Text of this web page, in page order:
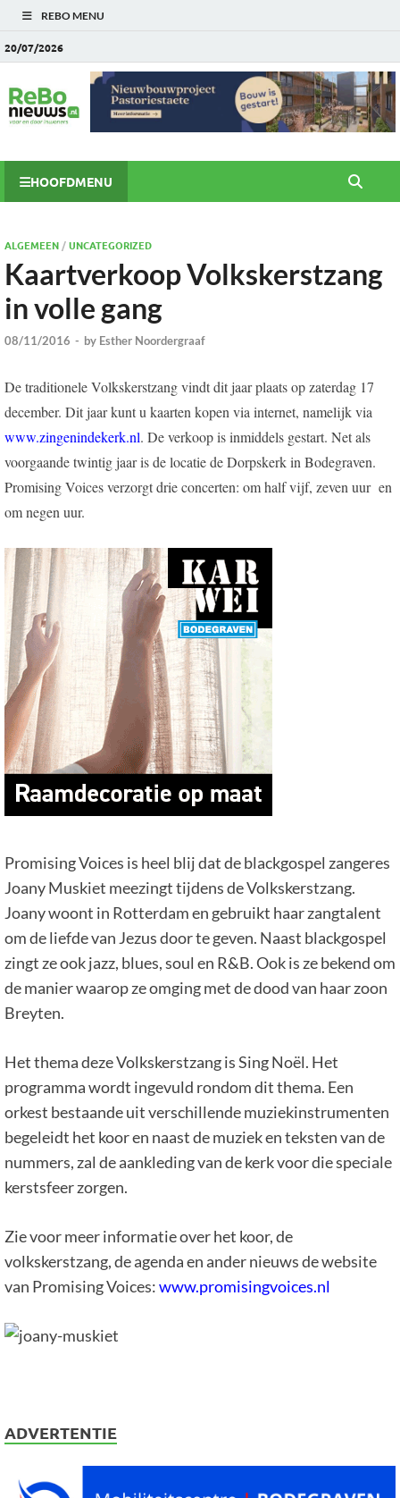
REBO MENU
20/07/2026
HOOFDMENU
ALGEMEEN/UNCATEGORIZED
Kaartverkoop Volkskerstzang
in volle gang
08/11/2016 - by Esther Noordergraaf
De traditionele Volkskerstzang vindt dit jaar plaats op zaterdag 17
december. Dit jaar kunt u kaarten kopen via internet, namelijk via
www.zingenindekerk.nl. De verkoop is inmiddels gestart. Net als
voorgaande twintig jaar is de locatie de Dorpskerk in Bodegraven.
Promising Voices verzorgt drie concerten: om half vijf, zeven uur en
om negen uur.
Promising Voices is heel blij dat de blackgospel zangeres
Joany Muskiet meezingt tijdens de Volkskerstzang.
Joany woont in Rotterdam en gebruikt haar zangtalent
om de liefde van Jezus door te geven. Naast blackgospel
zingt ze ook jazz, blues, soul en R&B. Ook is ze bekend om
de manier waarop ze omging met de dood van haar zoon
Breyten.
Het thema deze Volkskerstzang is Sing Noël. Het
programma wordt ingevuld rondom dit thema. Een
orkest bestaande uit verschillende muziekinstrumenten
begeleidt het koor en naast de muziek en teksten van de
nummers, zal de aankleding van de kerk voor die speciale
kerstsfeer zorgen.
Zie voor meer informatie over het koor, de
volkskerstzang, de agenda en ander nieuws de website
van Promising Voices:www.promisingvoices.nl
ADVERTENTIE